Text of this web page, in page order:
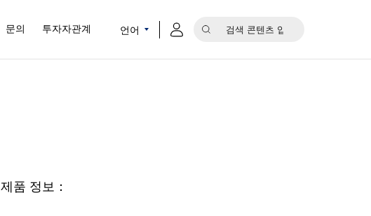
문의 투자자관계 언어
제품 정보：